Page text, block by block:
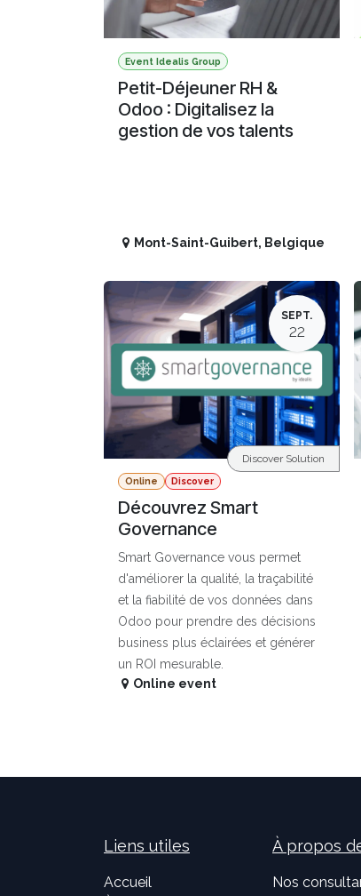
Event Idealis Group
Petit-Déjeuner RH &
Odoo : Digitalisez la
gestion de vos talents
Mont-Saint-Guibert, Belgique
SEPT.
22
Online Discover
Découvrez Smart
Governance
Smart Governance vous permet
d'améliorer la qualité, la traçabilité
et la fiabilité de vos données dans
Odoo pour prendre des décisions
business plus éclairées et générer
un ROI mesurable.
Discover Solution
Online event
Liens utiles
Accueil
À propos
Nos